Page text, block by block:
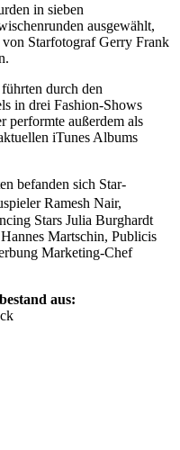
in sieben
ausgewählt,
Starfotograf Gerry Frank
durch den
in drei Fashion-Shows
performte außerdem als
iTunes Albums
befanden sich Star-
Ramesh Nair,
Stars Julia Burghardt
Martschin, Publicis
Marketing-Chef
aus: